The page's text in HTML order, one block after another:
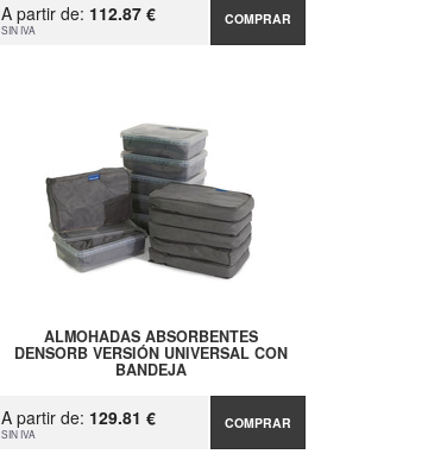
A partir de: 112.87 €
SIN IVA
COMPRAR
ALMOHADAS ABSORBENTES
DENSORB VERSIÓN UNIVERSAL CON
BANDEJA
A partir de: 129.81 €
SIN IVA
COMPRAR